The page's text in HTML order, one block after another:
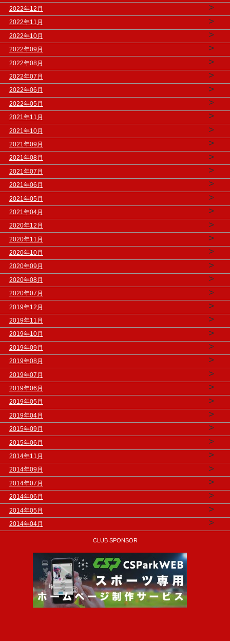
2022年12月 >
2022年11月 >
2022年10月 >
2022年09月 >
2022年08月 >
2022年07月 >
2022年06月 >
2022年05月 >
2021年11月 >
2021年10月 >
2021年09月 >
2021年08月 >
2021年07月 >
2021年06月 >
2021年05月 >
2021年04月 >
2020年12月 >
2020年11月 >
2020年10月 >
2020年09月 >
2020年08月 >
2020年07月 >
2019年12月 >
2019年11月 >
2019年10月 >
2019年09月 >
2019年08月 >
2019年07月 >
2019年06月 >
2019年05月 >
2019年04月 >
2015年09月 >
2015年06月 >
2014年11月 >
2014年09月 >
2014年07月 >
2014年06月 >
2014年05月 >
2014年04月 >
CLUB SPONSOR